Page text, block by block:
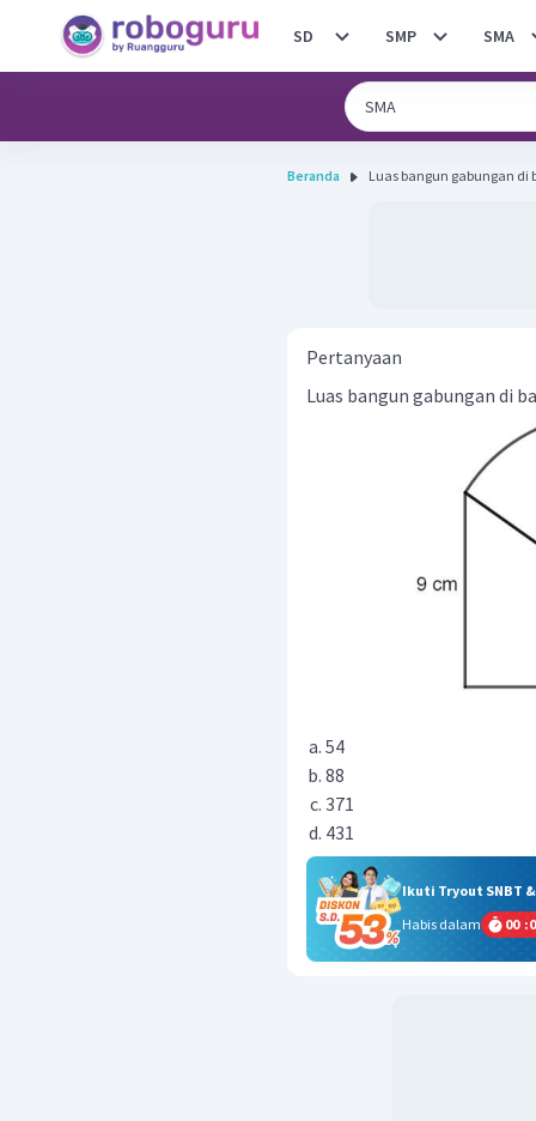
SD SMP SMA
Beranda Luas bangun gabungan di
Pertanyaan
Luas bangun gabungan di
54
88
371
431
Ikuti Tryout SNBT
Habis dalam
00 :